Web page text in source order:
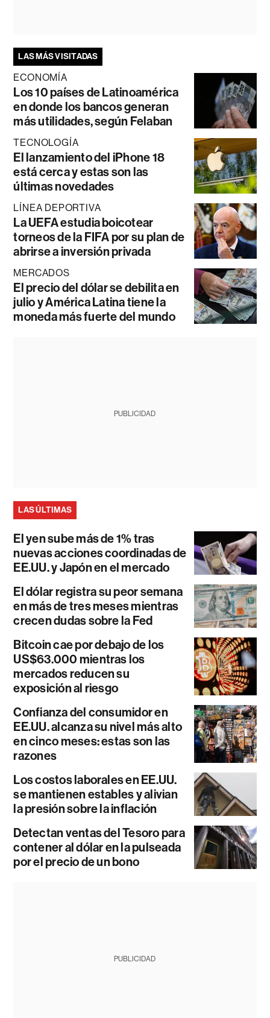
LAS MÁS VISITADAS
ECONOMÍA
Los 10 países de Latinoamérica
en donde los bancos generan
más utilidades, según Felaban
TECNOLOGÍA
El lanzamiento del iPhone 18
está cerca y estas son las
últimas novedades
LÍNEA DEPORTIVA
La UEFA estudia boicotear
torneos de la FIFA por su plan de
abrirse a inversión privada
MERCADOS
El precio del dólar se debilita en
julio y América Latina tiene la
moneda más fuerte del mundo
PUBLICIDAD
LAS ÚLTIMAS
El yen sube más de 1% tras
nuevas acciones coordinadas de
EE.UU. y Japón en el mercado
El dólar registra su peor semana
en más de tres meses mientras
crecen dudas sobre la Fed
Bitcoin cae por debajo de los
US$63.000 mientras los
mercados reducen su
exposición al riesgo
Confianza del consumidor en
EE.UU. alcanza su nivel más alto
en cinco meses: estas son las
razones
Los costos laborales en EE.UU.
se mantienen estables y alivian
la presión sobre la inflación
Detectan ventas del Tesoro para
contener al dólar en la pulseada
por el precio de un bono
PUBLICIDAD